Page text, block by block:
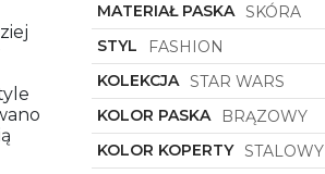
MATERIAŁ PASKA SKÓRA
STYL
FASHION
KOLEKCJA STAR WARS
KOLOR PASKA
BRĄZOWY
KOLOR KOPERTY STALOWY